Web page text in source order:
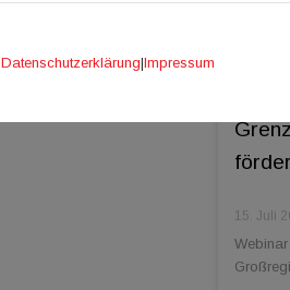
15. Juli
Datenschutzerklärung|Impressum